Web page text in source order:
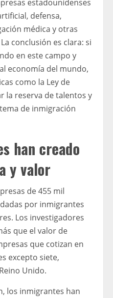
estadounidenses
defensa,
médica y otras
conclusión es clara: si
en este campo y
economía del mundo,
como la Ley de
la reserva de talentos y
de inmigración
han creado
y valor
de 455 mil
por inmigrantes
Los investigadores
que el valor de
que cotizan en
excepto siete,
Unido.
los inmigrantes han